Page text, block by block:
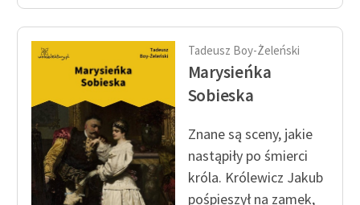
Tadeusz Boy-Żeleński
Marysieńka
Sobieska
Znane są sceny, jakie
nastąpiły po śmierci
króla. Królewicz Jakub
pośpieszył na zamek,